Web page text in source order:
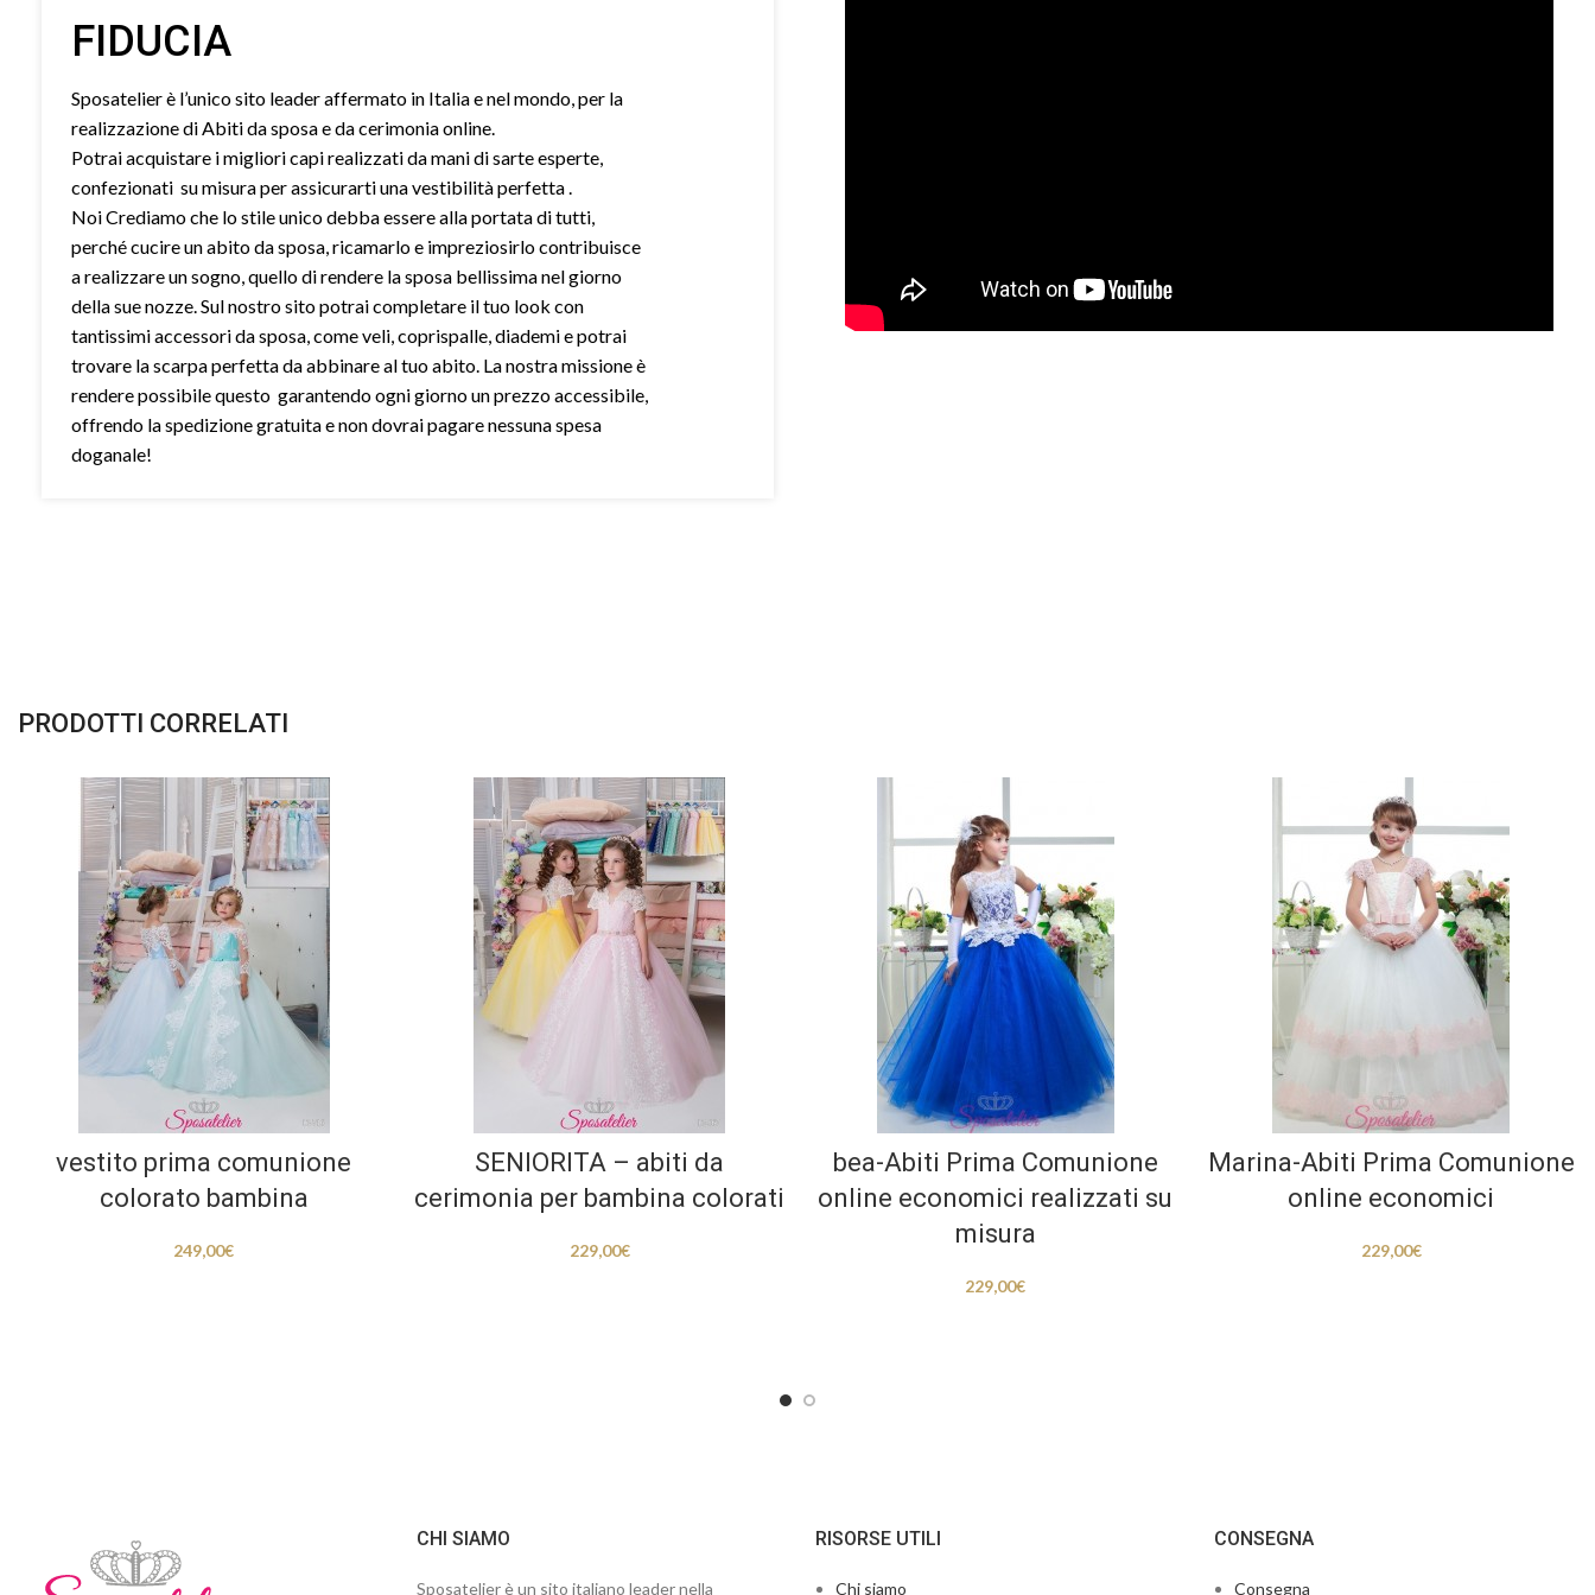
FIDUCIA
Sposatelier è l’unico sito leader affermato in Italia e nel mondo, per la
realizzazione di Abiti da sposa e da cerimonia online.
Potrai acquistare i migliori capi realizzati da mani di sarte esperte,
confezionati su misura per assicurarti una vestibilità perfetta .
Noi Crediamo che lo stile unico debba essere alla portata di tutti,
perché cucire un abito da sposa, ricamarlo e impreziosirlo contribuisce
a realizzare un sogno, quello di rendere la sposa bellissima nel giorno
della sue nozze. Sul nostro sito potrai completare il tuo look con
tantissimi accessori da sposa, come veli, coprispalle, diademi e potrai
trovare la scarpa perfetta da abbinare al tuo abito. La nostra missione è
rendere possibile questo garantendo ogni giorno un prezzo accessibile,
offrendo la spedizione gratuita e non dovrai pagare nessuna spesa
doganale!
PRODOTTI CORRELATI
vestito prima comunione
colorato bambina
249,00€
SENIORITA – abiti da
cerimonia per bambina colorati
229,00€
bea-Abiti Prima Comunione
online economici realizzati su
misura
229,00€
Marina-Abiti Prima Comunione
online economici
229,00€
CHI SIAMO
Sposatelier è un sito italiano leader nella
RISORSE UTILI
Chi siamo
CONSEGNA
Consegna